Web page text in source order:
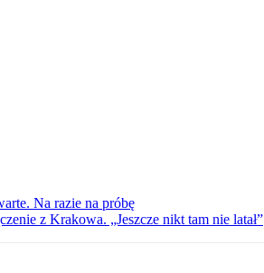
Na razie na próbę
z Krakowa. „Jeszcze nikt tam nie latał”